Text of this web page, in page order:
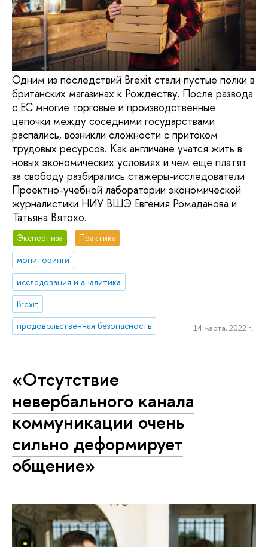
Одним из последствий Brexit стали пустые полки в
британских магазинах к Рождеству. После развода
с ЕС многие торговые и производственные
цепочки между соседними государствами
распались, возникли сложности с притоком
трудовых ресурсов. Как англичане учатся жить в
новых экономических условиях и чем еще платят
за свободу разбирались стажеры-исследователи
Проектно-учебной лаборатории экономической
журналистики НИУ ВШЭ Евгения Ромаданова и
Татьяна Вятохо.
Экспертиза
Практика
мониторинги
исследования и аналитика
Brexit
продовольственная безопасность
14 марта, 2022 г.
«Отсутствие
невербального канала
коммуникации очень
сильно деформирует
общение»